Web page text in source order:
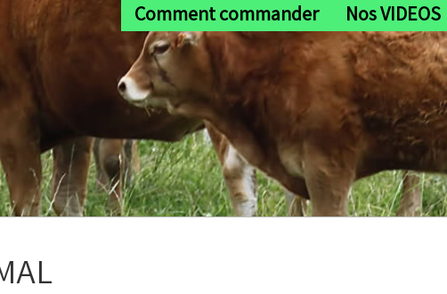
Comment commander
Nos VIDEOS